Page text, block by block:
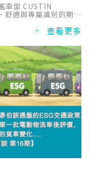
車型 CUSTIN
舒適與專屬識別的期
，153.9 萬元起入主。
查看更多